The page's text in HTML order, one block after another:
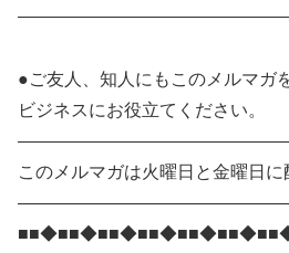
●ご友人、知人にもこのメルマガ
ビジネスにお役立てください。
このメルマガは火曜日と金曜日に